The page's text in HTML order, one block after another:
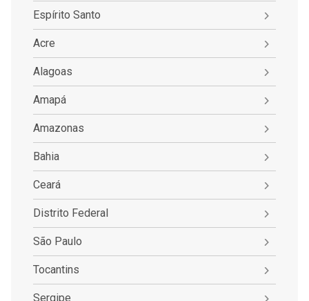
Espírito Santo
Acre
Alagoas
Amapá
Amazonas
Bahia
Ceará
Distrito Federal
São Paulo
Tocantins
Sergipe